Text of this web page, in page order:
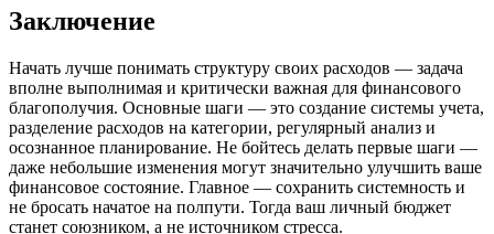
Заключение
Начать лучше понимать структуру своих расходов — задача
вполне выполнимая и критически важная для финансового
благополучия. Основные шаги — это создание системы учета,
разделение расходов на категории, регулярный анализ и
осознанное планирование. Не бойтесь делать первые шаги —
даже небольшие изменения могут значительно улучшить ваше
финансовое состояние. Главное — сохранить системность и
не бросать начатое на полпути. Тогда ваш личный бюджет
станет союзником, а не источником стресса.